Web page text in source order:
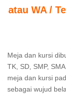
atau WA /
Meja dan kursi
TK, SD, SMP,
meja dan kursi
sebagai wujud